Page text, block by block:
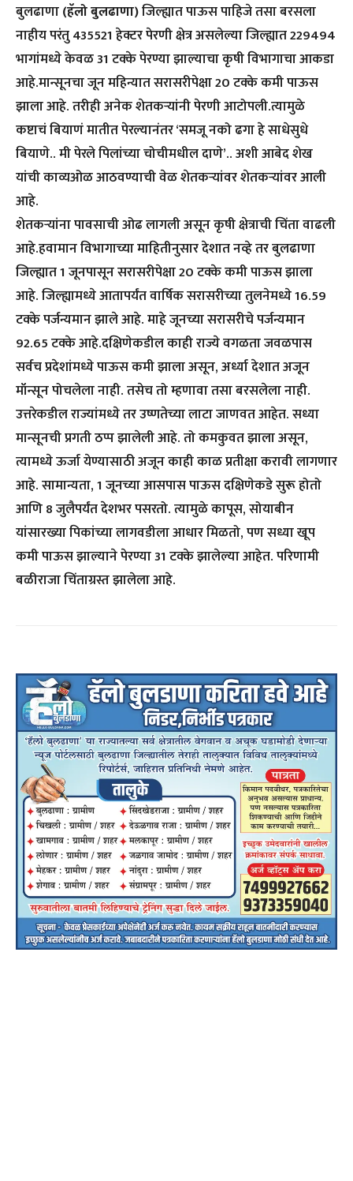
बुलढाणा(हॅलो बुलढाणा)जिल्ह्यात पाऊस पाहिजे तसा बरसला
नाहीय परंतु 435521 हेक्टर पेरणी क्षेत्र असलेल्या जिल्ह्यात 229494
भागांमध्ये केवळ 31 टक्के पेरण्या झाल्याचा कृषी विभागाचा आकडा
आहे.मान्सूनचा जून महिन्यात सरासरीपेक्षा 20 टक्के कमी पाऊस
झाला आहे. तरीही अनेक शेतकऱ्यांनी पेरणी आटोपली.त्यामुळे
कष्टाचं बियाणं मातीत पेरल्यानंतर ‘समजू नको ढगा हे साधेसुधे
बियाणे.. मी पेरले पिलांच्या चोचीमधील दाणे’.. अशी आबेद शेख
यांची काव्यओळ आठवण्याची वेळ शेतकऱ्यांवर शेतकऱ्यांवर आली
आहे.
शेतकऱ्यांना पावसाची ओढ लागली असून कृषी क्षेत्राची चिंता वाढली
आहे.हवामान विभागाच्या माहितीनुसार देशात नव्हे तर बुलढाणा
जिल्ह्यात 1 जूनपासून सरासरीपेक्षा 20 टक्के कमी पाऊस झाला
आहे. जिल्ह्यामध्ये आतापर्यंत वार्षिक सरासरीच्या तुलनेमध्ये 16.59
टक्के पर्जन्यमान झाले आहे. माहे जूनच्या सरासरीचे पर्जन्यमान
92.65 टक्के आहे.दक्षिणेकडील काही राज्ये वगळता जवळपास
सर्वच प्रदेशांमध्ये पाऊस कमी झाला असून, अर्ध्या देशात अजून
मॉन्सून पोचलेला नाही. तसेच तो म्हणावा तसा बरसलेला नाही.
उत्तरेकडील राज्यांमध्ये तर उष्णतेच्या लाटा जाणवत आहेत. सध्या
मान्सूनची प्रगती ठप्प झालेली आहे. तो कमकुवत झाला असून,
त्यामध्ये ऊर्जा येण्यासाठी अजून काही काळ प्रतीक्षा करावी लागणार
आहे. सामान्यता, 1 जूनच्या आसपास पाऊस दक्षिणेकडे सुरू होतो
आणि 8 जुलैपर्यंत देशभर पसरतो. त्यामुळे कापूस, सोयाबीन
यांसारख्या पिकांच्या लागवडीला आधार मिळतो, पण सध्या खूप
कमी पाऊस झाल्याने पेरण्या 31 टक्के झालेल्या आहेत. परिणामी
बळीराजा चिंताग्रस्त झालेला आहे.